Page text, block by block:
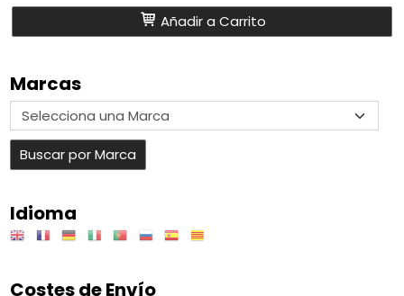
Marcas
Idioma
Costes de Envío
Añadir a Carrito